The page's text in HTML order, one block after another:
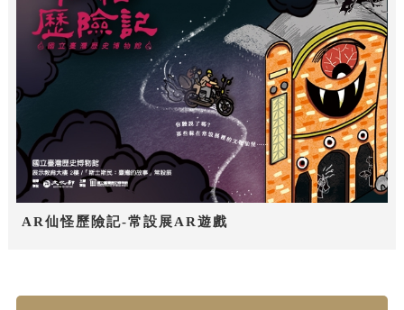
AR仙怪歷險記-常設展AR遊戲